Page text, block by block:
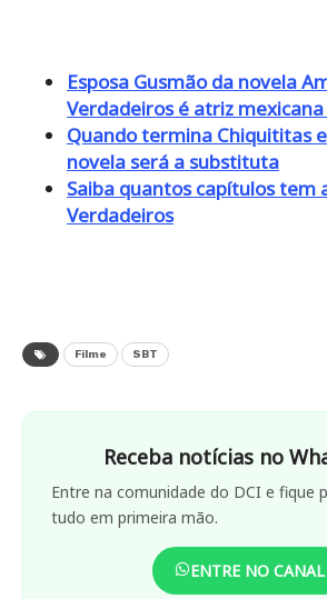
Esposa Gusmão da novela
Verdadeiros é atriz
Quando termina Chiquititas
novela será a substituta
Saiba quantos capítulos tem
Verdadeiros
Filme SBT
Receba notícias no
Entre na comunidade do DCI e fique
tudo em primeira mão.
ENTRE NO CANAL